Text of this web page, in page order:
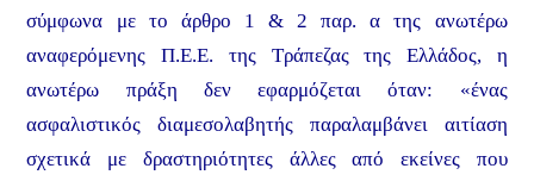
σύμφωνα με το άρθρο 1 & 2 παρ. α της ανωτέρω
αναφερόμενης Π.Ε.Ε. της Τράπεζας της Ελλάδος, η
ανωτέρω πράξη δεν εφαρμόζεται όταν: «ένας
ασφαλιστικός διαμεσολαβητής παραλαμβάνει αιτίαση
σχετικά με δραστηριότητες άλλες από εκείνες που